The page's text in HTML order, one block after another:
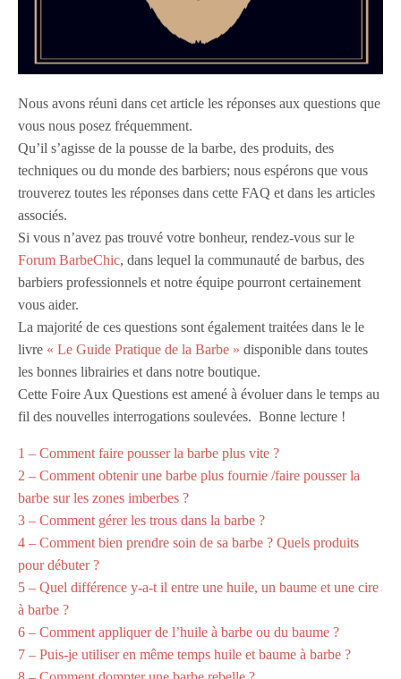
Nous avons réuni dans cet article les réponses aux questions que
vous nous posez fréquemment.
Qu’il s’agisse de la pousse de la barbe, des produits, des
techniques ou du monde des barbiers; nous espérons que vous
trouverez toutes les réponses dans cette FAQ et dans les articles
associés.
Si vous n’avez pas trouvé votre bonheur, rendez-vous sur le
Forum BarbeChic, dans lequel la communauté de barbus, des
barbiers professionnels et notre équipe pourront certainement
vous aider.
La majorité de ces questions sont également traitées dans le le
livre « Le Guide Pratique de la Barbe »disponible dans toutes
les bonnes librairies et dans notre boutique.
Cette Foire Aux Questions est amené à évoluer dans le temps au
fil des nouvelles interrogations soulevées. Bonne lecture !
1 – Comment faire pousser la barbe plus vite ?
2 – Comment obtenir une barbe plus fournie /faire pousser la
barbe sur les zones imberbes ?
3 – Comment gérer les trous dans la barbe ?
4 – Comment bien prendre soin de sa barbe ? Quels produits
pour débuter ?
5 – Quel différence y-a-t il entre une huile, un baume et une cire
à barbe ?
6 – Comment appliquer de l’huile à barbe ou du baume ?
7 – Puis-je utiliser en même temps huile et baume à barbe ?